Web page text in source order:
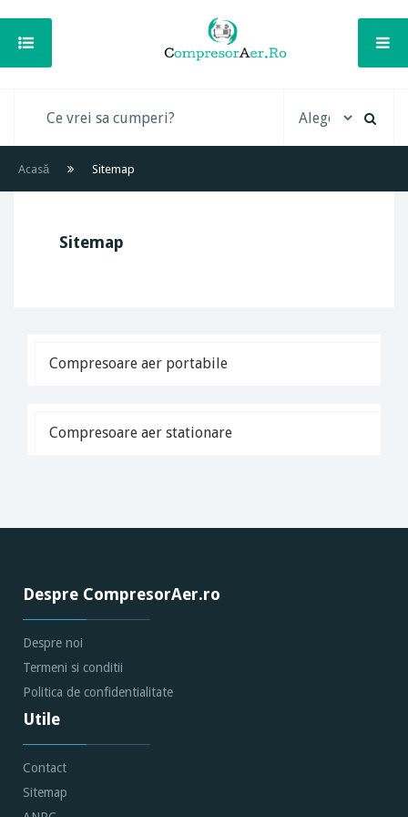
Acasă Sitemap
Sitemap
Compresoare aer portabile
Compresoare aer stationare
Despre CompresorAer.ro
Despre noi
Termeni si conditii
Politica de confidentialitate
Utile
Contact
Sitemap